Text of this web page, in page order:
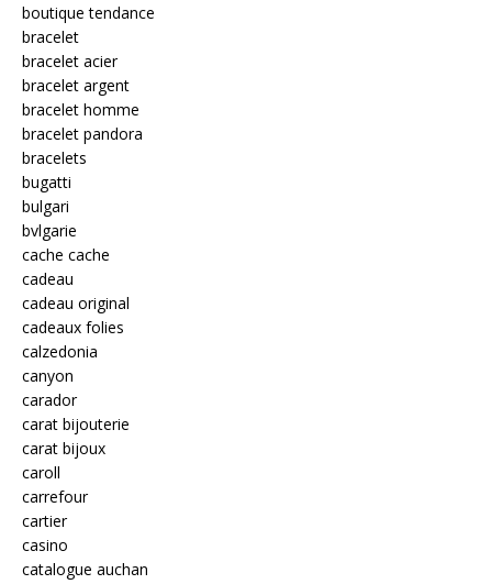
boutique tendance
bracelet
bracelet acier
bracelet argent
bracelet homme
bracelet pandora
bracelets
bugatti
bulgari
bvlgarie
cache cache
cadeau
cadeau original
cadeaux folies
calzedonia
canyon
carador
carat bijouterie
carat bijoux
caroll
carrefour
cartier
casino
catalogue auchan